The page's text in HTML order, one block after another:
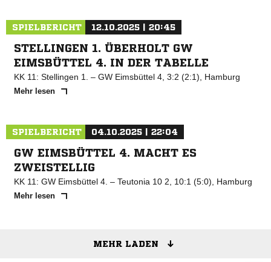
SPIELBERICHT 12.10.2025 | 20:45
STELLINGEN 1. ÜBERHOLT GW
EIMSBÜTTEL 4. IN DER TABELLE
KK 11: Stellingen 1. – GW Eimsbüttel 4, 3:2 (2:1), Hamburg
Mehr lesen
SPIELBERICHT 04.10.2025 | 22:04
GW EIMSBÜTTEL 4. MACHT ES
ZWEISTELLIG
KK 11: GW Eimsbüttel 4. – Teutonia 10 2, 10:1 (5:0), Hamburg
Mehr lesen
MEHR LADEN